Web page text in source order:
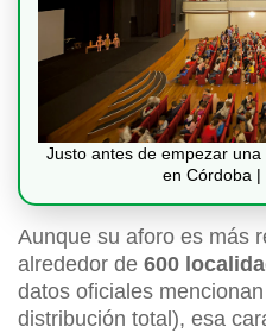
Justo antes de empezar
en Córdoba |
Aunque su aforo es más
alrededor de 600
datos oficiales
distribución total), esa